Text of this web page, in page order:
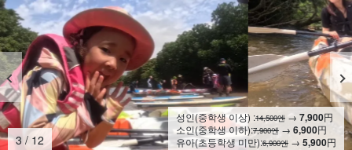
4 / 12
성인(중학생 이상) :14,500엔 → 7,900円
소인(중학생 이하):7,900엔 → 6,900円
유아(초등학생 미만):6,900엔 → 5,900円